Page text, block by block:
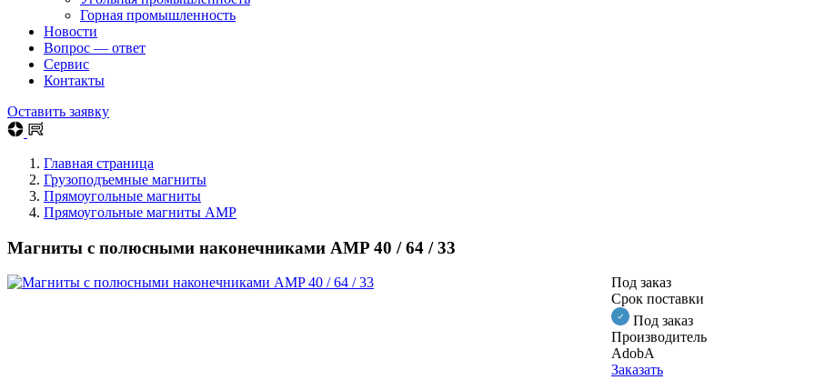
Горная промышленность
Новости
Вопрос — ответ
Сервис
Контакты
Оставить заявку
Главная страница
Грузоподъемные магниты
Прямоугольные магниты
Прямоугольные магниты AMP
Магниты с полюсными наконечниками AMP 40 / 64 / 33
Под заказ
Срок поставки
Под заказ
Производитель
AdobA
Заказать